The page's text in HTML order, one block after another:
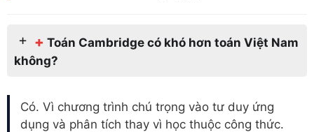
+ Toán Cambridge có khó hơn toán Việt Nam
không?
Có. Vì chương trình chú trọng vào tư duy ứng
dụng và phân tích thay vì học thuộc công thức.